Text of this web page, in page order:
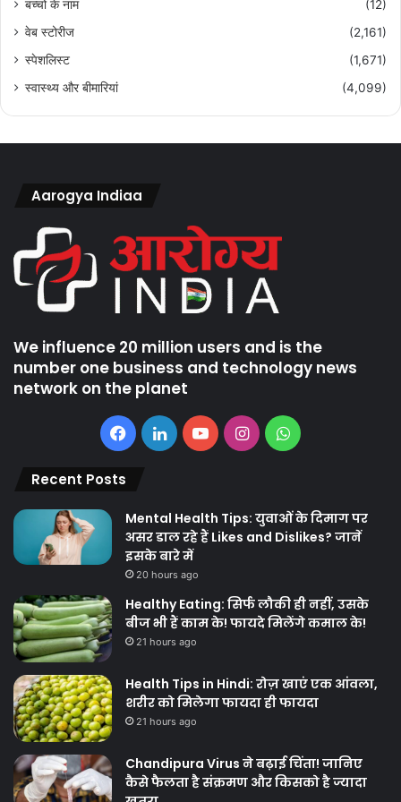
बच्चों के नाम
(12)
वेब स्टोरीज
(2,161)
स्पेशलिस्ट
(1,671)
स्वास्थ्य और बीमारियां
(4,099)
Aarogya Indiaa
We influence 20 million users and is the
number one business and technology news
network on the planet
Facebook
LinkedInYouTubeInstagramWhatsApp
Recent Posts
Mental Health Tips: युवाओं के दिमाग पर
असर डाल रहे हैं Likes and Dislikes? जानें
इसके बारे में
20 hours ago
Healthy Eating: सिर्फ लौकी ही नहीं, उसके
बीज भी हैं काम के! फायदे मिलेंगे कमाल के!
21 hours ago
Health Tips in Hindi: रोज़ खाएं एक आंवला,
शरीर को मिलेगा फायदा ही फायदा
21 hours ago
Chandipura Virus ने बढ़ाई चिंता! जानिए
कैसे फैलता है संक्रमण और किसको है ज्यादा